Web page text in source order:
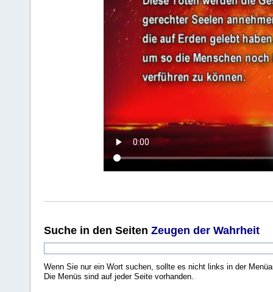
Suche in den Seiten Zeugen der Wahrheit
Wenn Sie nur ein Wort suchen, sollte es nicht links in der
Die Menüs sind auf jeder Seite vorhanden..